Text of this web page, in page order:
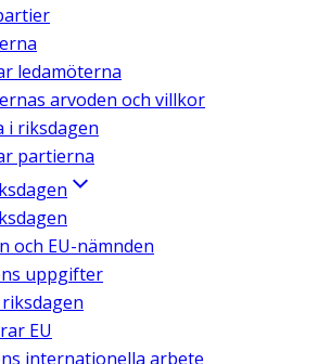
ledamöterna
arvoden och villkor
i riksdagen
partierna
och EU-nämnden
uppgifter
EU
internationella arbete